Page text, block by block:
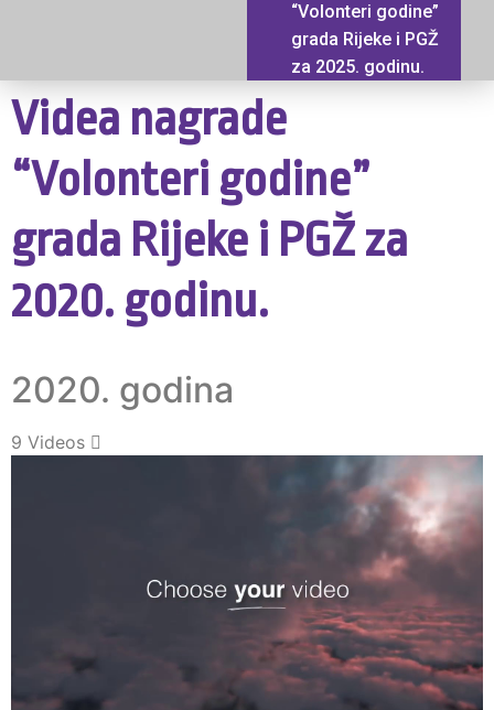
“Volonteri godine”
grada Rijeke i PGŽ
za 2025. godinu.
Videa nagrade
“Volonteri godine”
grada Rijeke i PGŽ za
2020. godinu.
2020. godina
9 Videos